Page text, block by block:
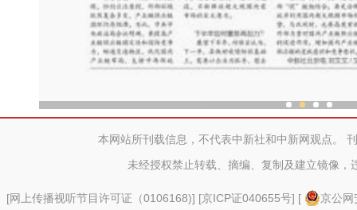
本网站所刊载信息，不代表中新社和中新网观点。
未经授权禁止转载、摘编、复制及建立镜像，
[网上传播视听节目许可证（0106168)] [京ICP证040655号] [
京公